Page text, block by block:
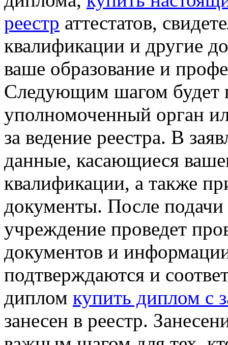
реестр аттестатов,
квалификации и другие
ваше образование и
Следующим шагом будет
уполномоченный орган
за ведение реестра. В
данные, касающиеся
квалификации, а также
документы. После подачи
учреждение проведет
документов и
подтверждаются и
диплом купить диплом с
занесен в реестр.